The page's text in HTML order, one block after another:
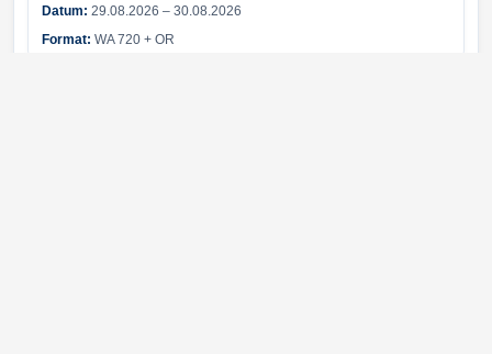
Datum: 29.08.2026 – 30.08.2026
Format: WA 720 + OR